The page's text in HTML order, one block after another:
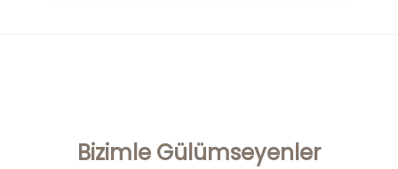
Bizimle Gülümseyenler